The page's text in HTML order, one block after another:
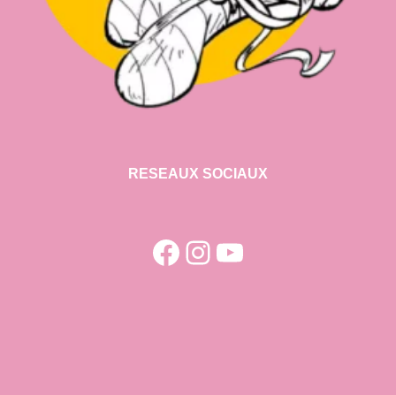
RESEAUX SOCIAUX
Facebook
Instagram
YouTube